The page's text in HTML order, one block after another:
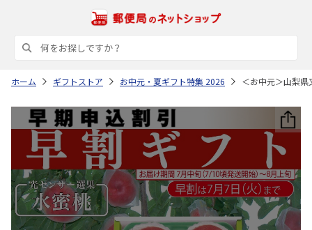
ホーム ギフトストア お中元・夏ギフト特集 2026 ＜お中元＞山梨